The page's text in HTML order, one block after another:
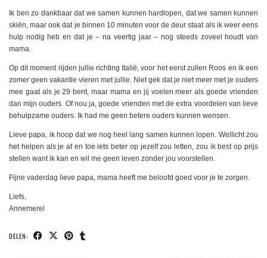
Ik ben zo dankbaar dat we samen kunnen hardlopen, dat we samen kunnen
skiën, maar ook dat je binnen 10 minuten voor de deur staat als ik weer eens
hulp nodig heb en dat je – na veertig jaar – nog steeds zoveel houdt van
mama.
Op dit moment rijden jullie richting Italië, voor het eerst zullen Roos en ik een
zomer geen vakantie vieren met jullie. Niet gek dat je niet meer met je ouders
mee gaat als je 29 bent, maar mama en jij voelen meer als goede vrienden
dan mijn ouders. Of nou ja, goede vrienden met de extra voordelen van lieve
behulpzame ouders. Ik had me geen betere ouders kunnen wensen.
Lieve papa, ik hoop dat we nog heel lang samen kunnen lopen. Wellicht zou
het helpen als je af en toe iets beter op jezelf zou letten, zou ik best op prijs
stellen want ik kan en wil me geen leven zonder jou voorstellen.
Fijne vaderdag lieve papa, mama heeft me beloofd goed voor je te zorgen.
Liefs,
Annemerel
DELEN: